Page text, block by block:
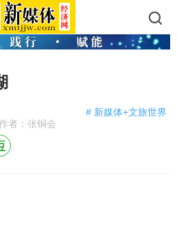
# 新媒体+文旅世界
者：张铜会